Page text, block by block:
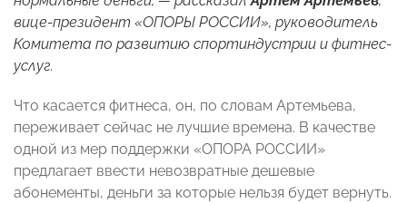
вице-президент «ОПОРЫ РОССИИ», руководитель
Комитета по развитию спортиндустрии и фитнес-
услуг.
Что касается фитнеса, он, по словам Артемьева,
переживает сейчас не лучшие времена. В качестве
одной из мер поддержки «ОПОРА РОССИИ»
предлагает ввести невозвратные дешевые
абонементы, деньги за которые нельзя будет вернуть.